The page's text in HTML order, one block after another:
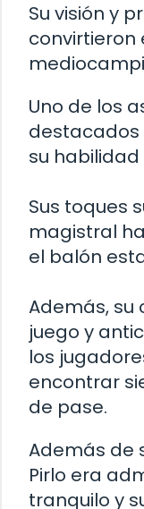
Su visión y
convirtieron
Uno de los
destacados
su
Sus toques
magistral
el balón
Además,
juego y
los
encontrar
de pase.
Además de
Pirlo era
tranquilo y